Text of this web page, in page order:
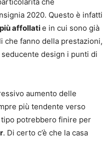
2020. Questo è infatti
affollatie in cui sono già
che fanno della prestazioni,
design i punti di
aumento delle
più tendente verso
tipo potrebbero finire per
. Di certo c’è che la casa